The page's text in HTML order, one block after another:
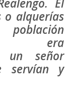
El
o alquerías
era
un señor
servían y